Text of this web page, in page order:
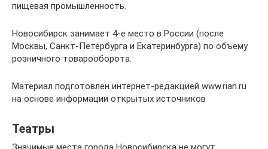
пищевая промышленность.
Новосибирск занимает 4-е место в России (после
Москвы, Санкт-Петербурга и Екатеринбурга) по объему
розничного товарооборота.
Материал подготовлен интернет-редакцией www.rian.ru
на основе информации открытых источников
Театры